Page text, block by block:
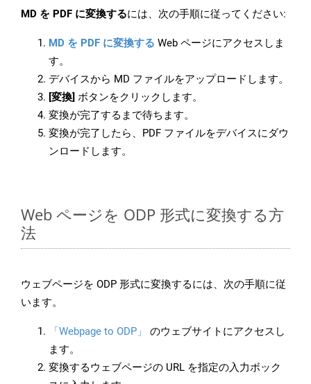
MD を PDF に変換するには、次の手順に従ってください:
MD を PDF に変換する Web ページにアクセスしま
す。
デバイスから MD ファイルをアップロードします。
[変換] ボタンをクリックします。
変換が完了するまで待ちます。
変換が完了したら、PDF ファイルをデバイスにダウ
ンロードします。
Web ページを ODP 形式に変換する方
法
ウェブページを ODP 形式に変換するには、次の手順に従
います。
「Webpage to ODP」
のウェブサイトにアクセスし
ます。
変換するウェブページの URL を指定の入力ボック